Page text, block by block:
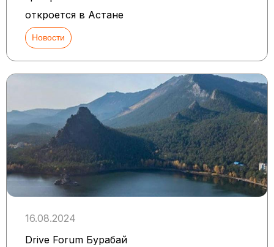
откроется в Астане
Новости
16.08.2024
Drive Forum Бурабай